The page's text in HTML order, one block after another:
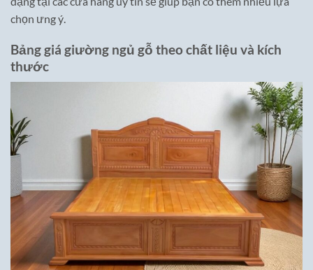
chọn ưng ý.
Bảng giá giường ngủ gỗ theo chất liệu và kích
thước